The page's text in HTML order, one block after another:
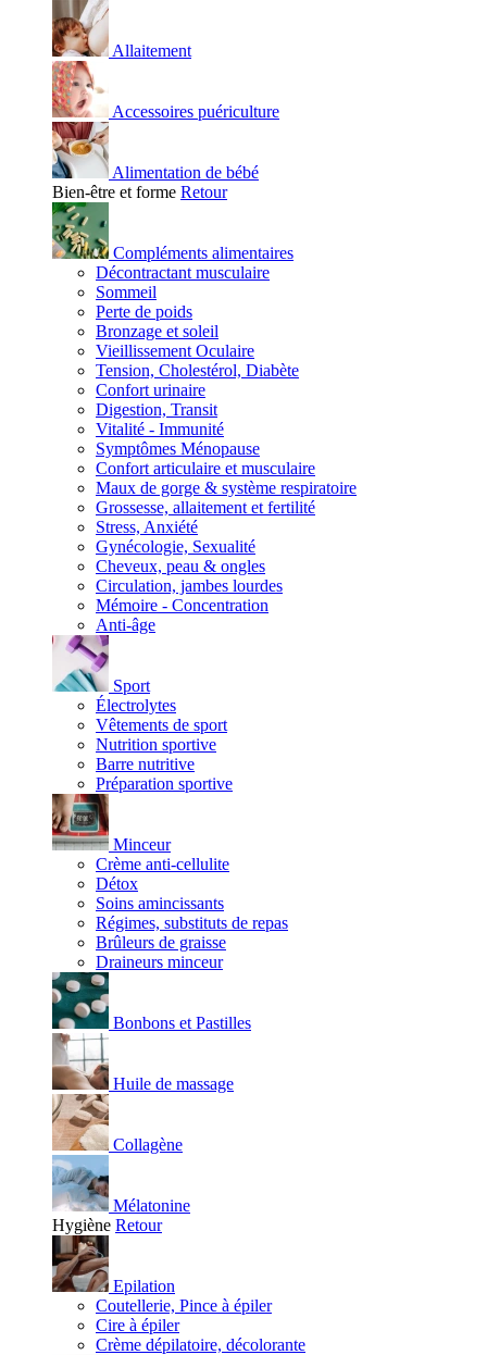
Allaitement
Accessoires puériculture
Alimentation de bébé
Bien-être et forme Retour
Compléments alimentaires
Décontractant musculaire
Sommeil
Perte de poids
Bronzage et soleil
Vieillissement Oculaire
Tension, Cholestérol, Diabète
Confort urinaire
Digestion, Transit
Vitalité - Immunité
Symptômes Ménopause
Confort articulaire et musculaire
Maux de gorge & système respiratoire
Grossesse, allaitement et fertilité
Stress, Anxiété
Gynécologie, Sexualité
Cheveux, peau & ongles
Circulation, jambes lourdes
Mémoire - Concentration
Anti-âge
Sport
Électrolytes
Vêtements de sport
Nutrition sportive
Barre nutritive
Préparation sportive
Minceur
Crème anti-cellulite
Détox
Soins amincissants
Régimes, substituts de repas
Brûleurs de graisse
Draineurs minceur
Bonbons et Pastilles
Huile de massage
Collagène
Mélatonine
Hygiène Retour
Epilation
Coutellerie, Pince à épiler
Cire à épiler
Crème dépilatoire, décolorante